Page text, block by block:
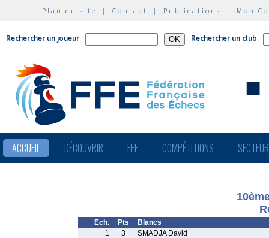
Plan du site | Contact | Publications | Mon
Rechercher un joueur Rechercher un club
ACCUEIL DÉCOUVRIR FFE COMPÉTITIONS
Ech. Pts
Blancs
1
3
SMADJA David